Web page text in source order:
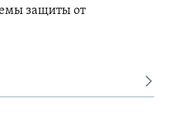
защиты от